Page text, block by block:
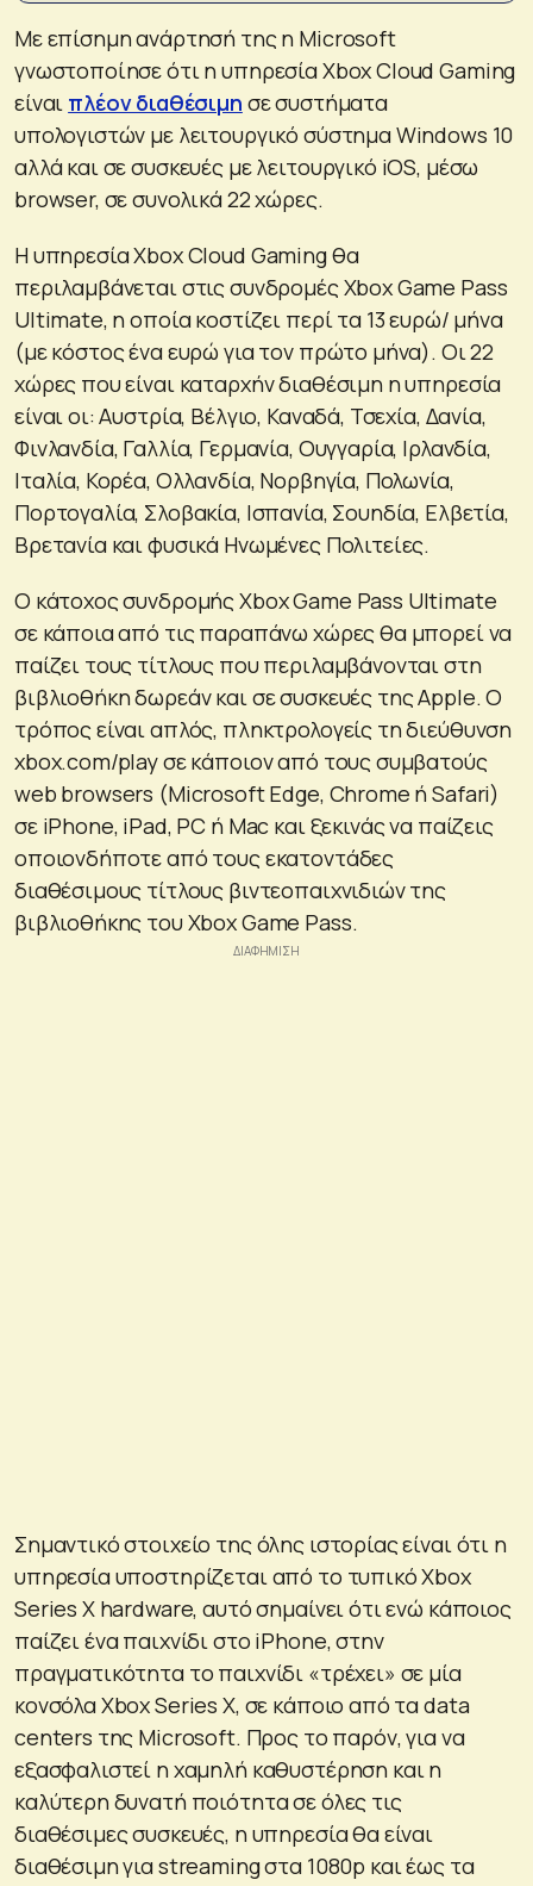
Με επίσημη ανάρτησή της η Microsoft
γνωστοποίησε ότι η υπηρεσία Xbox Cloud Gaming
είναι πλέον διαθέσιμη σε συστήματα
υπολογιστών με λειτουργικό σύστημα Windows 10
αλλά και σε συσκευές με λειτουργικό iOS, μέσω
browser, σε συνολικά 22 χώρες.
Η υπηρεσία Xbox Cloud Gaming θα
περιλαμβάνεται στις συνδρομές Xbox Game Pass
Ultimate, η οποία κοστίζει περί τα 13 ευρώ/ μήνα
(με κόστος ένα ευρώ για τον πρώτο μήνα). Οι 22
χώρες που είναι καταρχήν διαθέσιμη η υπηρεσία
είναι οι: Αυστρία, Βέλγιο, Καναδά, Τσεχία, Δανία,
Φινλανδία, Γαλλία, Γερμανία, Ουγγαρία, Ιρλανδία,
Ιταλία, Κορέα, Ολλανδία, Νορβηγία, Πολωνία,
Πορτογαλία, Σλοβακία, Ισπανία, Σουηδία, Ελβετία,
Βρετανία και φυσικά Ηνωμένες Πολιτείες.
Ο κάτοχος συνδρομής Xbox Game Pass Ultimate
σε κάποια από τις παραπάνω χώρες θα μπορεί να
παίζει τους τίτλους που περιλαμβάνονται στη
βιβλιοθήκη δωρεάν και σε συσκευές της Apple. Ο
τρόπος είναι απλός, πληκτρολογείς τη διεύθυνση
xbox.com/play σε κάποιον από τους συμβατούς
web browsers (Microsoft Edge, Chrome ή Safari)
σε iPhone, iPad, PC ή Mac και ξεκινάς να παίζεις
οποιονδήποτε από τους εκατοντάδες
διαθέσιμους τίτλους βιντεοπαιχνιδιών της
βιβλιοθήκης του Xbox Game Pass.
Σημαντικό στοιχείο της όλης ιστορίας είναι ότι η
υπηρεσία υποστηρίζεται από το τυπικό Xbox
Series X hardware, αυτό σημαίνει ότι ενώ κάποιος
παίζει ένα παιχνίδι στο iPhone, στην
πραγματικότητα το παιχνίδι «τρέχει» σε μία
κονσόλα Xbox Series X, σε κάποιο από τα data
centers της Microsoft. Προς το παρόν, για να
εξασφαλιστεί η χαμηλή καθυστέρηση και η
καλύτερη δυνατή ποιότητα σε όλες τις
διαθέσιμες συσκευές, η υπηρεσία θα είναι
διαθέσιμη για streaming στα 1080p και έως τα